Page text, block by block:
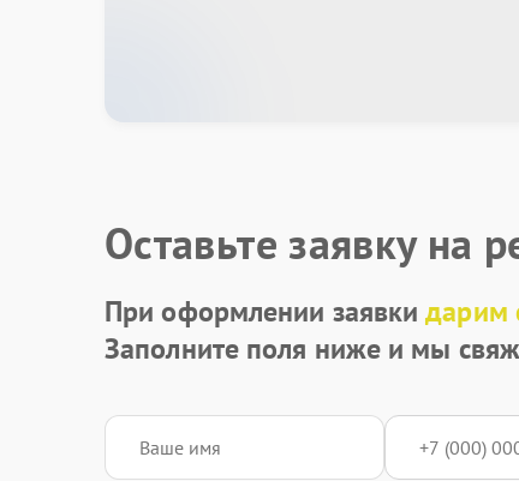
Оставьте заявку на
При оформлении заявкидарим
Заполните поля ниже и мы